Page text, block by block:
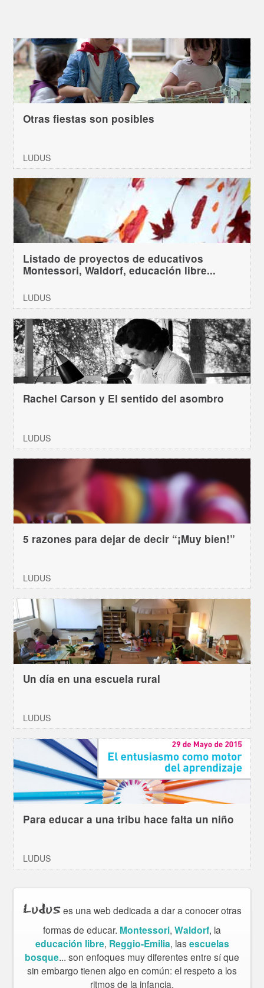
Otras fiestas son posibles
LUDUS
Listado de proyectos de educativos
Montessori, Waldorf, educación libre...
LUDUS
Rachel Carson y El sentido del asombro
LUDUS
5 razones para dejar de decir “¡Muy bien!”
LUDUS
Un día en una escuela rural
LUDUS
Para educar a una tribu hace falta un niño
LUDUS
Luduses una web dedicada a dar a conocer otras
formas de educar. Montessori, Waldorf, la
educación libre, Reggio-Emilia, las escuelas
bosque... son enfoques muy diferentes entre sí que
sin embargo tienen algo en común: el respeto a los
ritmos de la infancia.